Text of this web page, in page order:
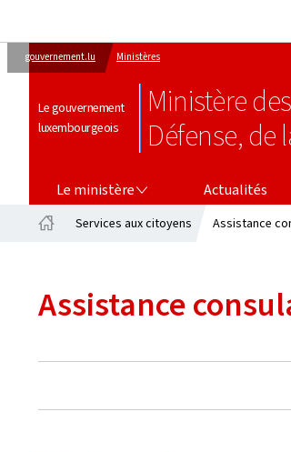
gouvernement.lu Ministères
Le gouvernement
luxembourgeois
Ministère
Défense,
Le ministère Actualités
Services aux citoyens Assistance
Assistance